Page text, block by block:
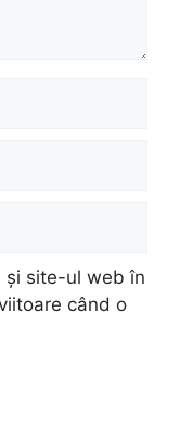
și site-ul web în
când o